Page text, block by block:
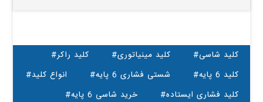
#کلید شاسی #کلید مینیاتوری
#کلید راکر
#کلید 6 پایه
#شستی فشاری 6 پایه
#انواع کلید
#کلید فشاری ایستاده
#خرید شاسی 6 پایه